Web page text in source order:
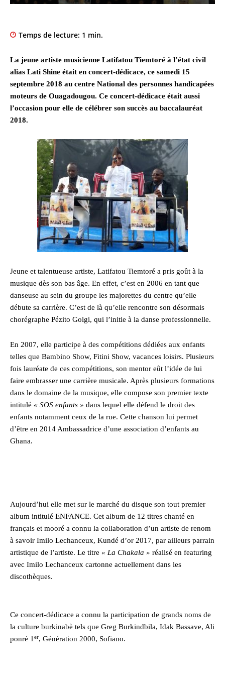
Temps de lecture: 1 min.
La jeune artiste musicienne Latifatou Tiemtoré à l’état civil
alias Lati Shine était en concert-dédicace, ce samedi 15
septembre 2018 au centre National des personnes handicapées
moteurs de Ouagadougou. Ce concert-dédicace était aussi
l’occasion pour elle de célébrer son succès au baccalauréat
2018.
Jeune et talentueuse artiste, Latifatou Tiemtoré a pris goût à la
musique dès son bas âge. En effet, c’est en 2006 en tant que
danseuse au sein du groupe les majorettes du centre qu’elle
débute sa carrière. C’est de là qu’elle rencontre son désormais
chorégraphe Pézito Golgi, qui l’initie à la danse professionnelle.
En 2007, elle participe à des compétitions dédiées aux enfants
telles que Bambino Show, Fitini Show, vacances loisirs. Plusieurs
fois lauréate de ces compétitions, son mentor eût l’idée de lui
faire embrasser une carrière musicale. Après plusieurs formations
dans le domaine de la musique, elle compose son premier texte
intitulé « SOS enfants » dans lequel elle défend le droit des
enfants notamment ceux de la rue. Cette chanson lui permet
d’être en 2014 Ambassadrice d’une association d’enfants au
Ghana.
Aujourd’hui elle met sur le marché du disque son tout premier
album intitulé ENFANCE. Cet album de 12 titres chanté en
français et mooré a connu la collaboration d’un artiste de renom
à savoir Imilo Lechanceux, Kundé d’or 2017, par ailleurs parrain
artistique de l’artiste. Le titre « La Chakala » réalisé en featuring
avec Imilo Lechanceux cartonne actuellement dans les
discothèques.
Ce concert-dédicace a connu la participation de grands noms de
la culture burkinabè tels que Greg Burkindbila, Idak Bassave, Ali
ponré 1er, Génération 2000, Sofiano.